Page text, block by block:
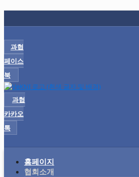
과협
페이스
북
과협
카카오
톡
홈페이지
협회소개